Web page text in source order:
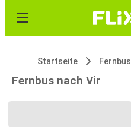
Startseite Fernbus
Fernbus nach Vir